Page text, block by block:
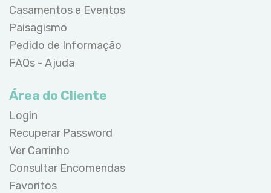
Casamentos e Eventos
Paisagismo
Pedido de Informação
FAQs - Ajuda
Área do Cliente
Login
Recuperar Password
Ver Carrinho
Consultar Encomendas
Favoritos